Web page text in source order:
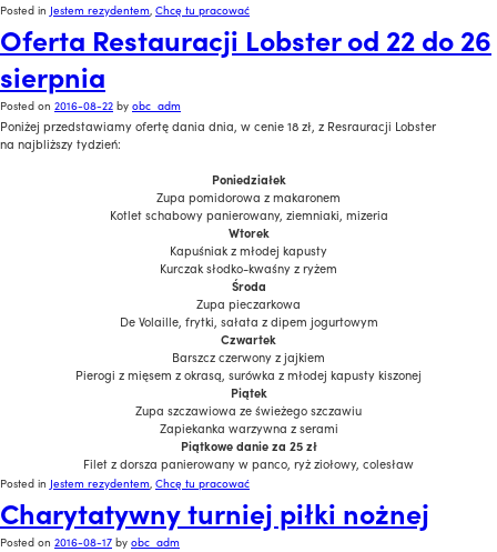
Posted in Jestem rezydentem, Chcę tu pracować
Oferta Restauracji Lobster od 22 do 26
sierpnia
Posted on 2016-08-22 by obc_adm
Poniżej przedstawiamy ofertę dania dnia, w cenie 18 zł, z Resrauracji Lobster
na najbliższy tydzień:
Poniedziałek
Zupa pomidorowa z makaronem
Kotlet schabowy panierowany, ziemniaki, mizeria
Wtorek
Kapuśniak z młodej kapusty
Kurczak słodko-kwaśny z ryżem
Środa
Zupa pieczarkowa
De Volaille, frytki, sałata z dipem jogurtowym
Czwartek
Barszcz czerwony z jajkiem
Pierogi z mięsem z okrasą, surówka z młodej kapusty kiszonej
Piątek
Zupa szczawiowa ze świeżego szczawiu
Zapiekanka warzywna z serami
Piątkowe danie za 25 zł
Filet z dorsza panierowany w panco, ryż ziołowy, colesław
Posted in Jestem rezydentem, Chcę tu pracować
Charytatywny turniej piłki nożnej
Posted on 2016-08-17 by obc_adm